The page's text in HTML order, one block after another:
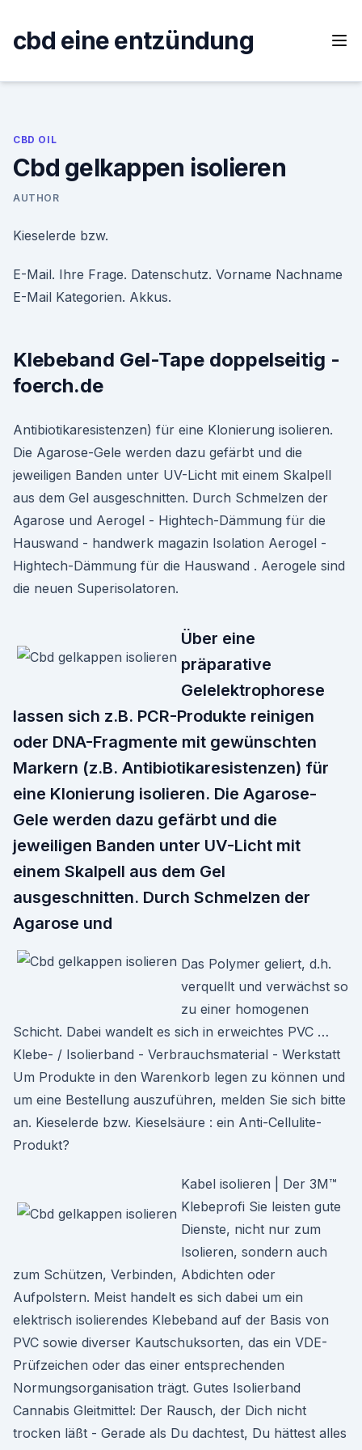
content
cbd eine entzündung
CBD OIL
Cbd gelkappen isolieren
AUTHOR
Kieselerde bzw.
E-Mail. Ihre Frage. Datenschutz. Vorname Nachname
E-Mail Kategorien. Akkus.
Klebeband Gel-Tape doppelseitig -
foerch.de
Antibiotikaresistenzen) für eine Klonierung isolieren.
Die Agarose-Gele werden dazu gefärbt und die
jeweiligen Banden unter UV-Licht mit einem Skalpell
aus dem Gel ausgeschnitten. Durch Schmelzen der
Agarose und Aerogel - Hightech-Dämmung für die
Hauswand - handwerk magazin Isolation Aerogel -
Hightech-Dämmung für die Hauswand . Aerogele sind
die neuen Superisolatoren.
Über eine
präparative
Gelelektrophorese
lassen sich z.B. PCR-Produkte reinigen
oder DNA-Fragmente mit gewünschten
Markern (z.B. Antibiotikaresistenzen) für
eine Klonierung isolieren. Die Agarose-
Gele werden dazu gefärbt und die
jeweiligen Banden unter UV-Licht mit
einem Skalpell aus dem Gel
ausgeschnitten. Durch Schmelzen der
Agarose und
Das Polymer geliert, d.h.
verquellt und verwächst so
zu einer homogenen
Schicht. Dabei wandelt es sich in erweichtes PVC …
Klebe- / Isolierband - Verbrauchsmaterial - Werkstatt
Um Produkte in den Warenkorb legen zu können und
um eine Bestellung auszuführen, melden Sie sich bitte
an. Kieselerde bzw. Kieselsäure : ein Anti-Cellulite-
Produkt?
Kabel isolieren | Der 3M™
Klebeprofi Sie leisten gute
Dienste, nicht nur zum
Isolieren, sondern auch
zum Schützen, Verbinden, Abdichten oder
Aufpolstern. Meist handelt es sich dabei um ein
elektrisch isolierendes Klebeband auf der Basis von
PVC sowie diverser Kautschuksorten, das ein VDE-
Prüfzeichen oder das einer entsprechenden
Normungsorganisation trägt. Gutes Isolierband
Cannabis Gleitmittel: Der Rausch, der Dich nicht
trocken läßt - Gerade als Du dachtest, Du hättest alles